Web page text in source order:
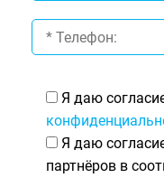
Я даю
Я даю
партнёров в